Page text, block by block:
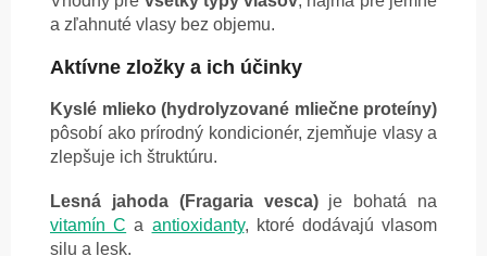
a zľahnuté vlasy bez objemu.
Aktívne zložky a ich účinky
Kyslé mlieko (hydrolyzované mliečne proteíny)
pôsobí ako prírodný kondicionér, zjemňuje vlasy a
zlepšuje ich štruktúru.
Lesná jahoda (Fragaria vesca)je bohatá na
vitamín C a antioxidanty, ktoré dodávajú vlasom
silu a lesk.